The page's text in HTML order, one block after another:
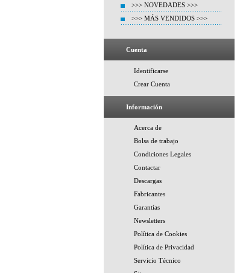
>>> NOVEDADES >>>
>>> MÁS VENDIDOS >>>
Cuenta
Identificarse
Crear Cuenta
Información
Acerca de
Bolsa de trabajo
Condiciones Legales
Contactar
Descargas
Fabricantes
Garantías
Newsletters
Política de Cookies
Política de Privacidad
Servicio Técnico